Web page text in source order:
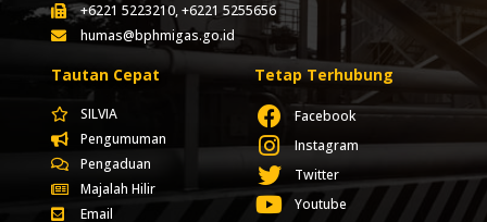
+6221 5223210, +6221 5255656
humas@bphmigas.go.id
Tautan Cepat
SILVIA
Pengumuman
Pengaduan
Majalah Hilir
Email
Tetap Terhubung
Facebook
Instagram
Twitter
Youtube